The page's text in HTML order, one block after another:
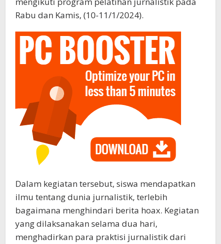
Rabu dan Kamis, (10-11/1/2024).
Dalam kegiatan tersebut, siswa mendapatkan
ilmu tentang dunia jurnalistik, terlebih
bagaimana menghindari berita hoax. Kegiatan
yang dilaksanakan selama dua hari,
menghadirkan para praktisi jurnalistik dari